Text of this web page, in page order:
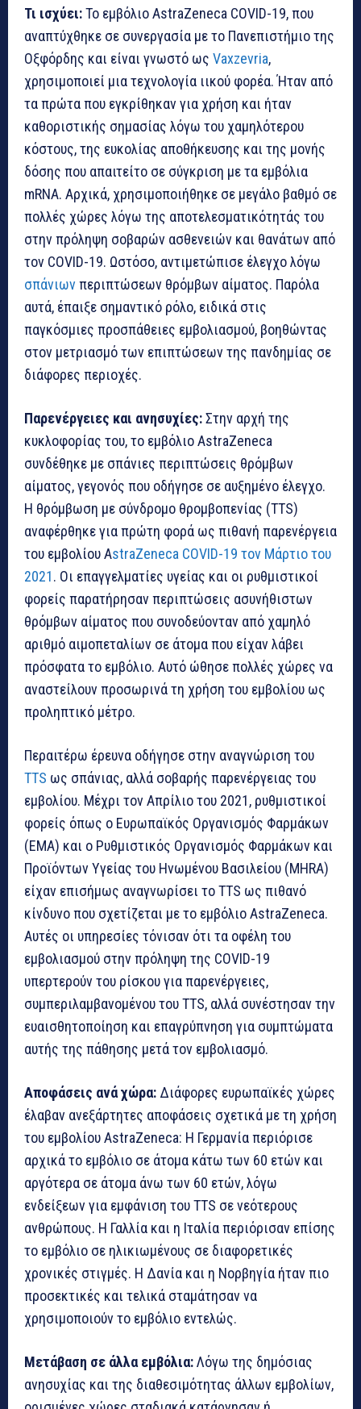
Τι ισχύει:Το εμβόλιο AstraZeneca COVID-19, που
αναπτύχθηκε σε συνεργασία με το Πανεπιστήμιο της
Οξφόρδης και είναι γνωστό ως Vaxzevria,
χρησιμοποιεί μια τεχνολογία ιικού φορέα. Ήταν από
τα πρώτα που εγκρίθηκαν για χρήση και ήταν
καθοριστικής σημασίας λόγω του χαμηλότερου
κόστους, της ευκολίας αποθήκευσης και της μονής
δόσης που απαιτείτο σε σύγκριση με τα εμβόλια
mRNA. Αρχικά, χρησιμοποιήθηκε σε μεγάλο βαθμό σε
πολλές χώρες λόγω της αποτελεσματικότητάς του
στην πρόληψη σοβαρών ασθενειών και θανάτων από
τον COVID-19. Ωστόσο, αντιμετώπισε έλεγχο λόγω
σπάνιωνπεριπτώσεων θρόμβων αίματος. Παρόλα
αυτά, έπαιξε σημαντικό ρόλο, ειδικά στις
παγκόσμιες προσπάθειες εμβολιασμού, βοηθώντας
στον μετριασμό των επιπτώσεων της πανδημίας σε
διάφορες περιοχές.
Παρενέργειες και ανησυχίες:Στην αρχή της
κυκλοφορίας του, το εμβόλιο AstraZeneca
συνδέθηκε με σπάνιες περιπτώσεις θρόμβων
αίματος, γεγονός που οδήγησε σε αυξημένο έλεγχο.
Η θρόμβωση με σύνδρομο θρομβοπενίας (TTS)
αναφέρθηκε για πρώτη φορά ως πιθανή παρενέργεια
του εμβολίου AstraZeneca COVID-19 τον Μάρτιο του
2021. Οι επαγγελματίες υγείας και οι ρυθμιστικοί
φορείς παρατήρησαν περιπτώσεις ασυνήθιστων
θρόμβων αίματος που συνοδεύονταν από χαμηλό
αριθμό αιμοπεταλίων σε άτομα που είχαν λάβει
πρόσφατα το εμβόλιο. Αυτό ώθησε πολλές χώρες να
αναστείλουν προσωρινά τη χρήση του εμβολίου ως
προληπτικό μέτρο.
Περαιτέρω έρευνα οδήγησε στην αναγνώριση του
TTS ως σπάνιας, αλλά σοβαρής παρενέργειας του
εμβολίου. Μέχρι τον Απρίλιο του 2021, ρυθμιστικοί
φορείς όπως ο Ευρωπαϊκός Οργανισμός Φαρμάκων
(EMA) και ο Ρυθμιστικός Οργανισμός Φαρμάκων και
Προϊόντων Υγείας του Ηνωμένου Βασιλείου (MHRA)
είχαν επισήμως αναγνωρίσει το TTS ως πιθανό
κίνδυνο που σχετίζεται με το εμβόλιο AstraZeneca.
Αυτές οι υπηρεσίες τόνισαν ότι τα οφέλη του
εμβολιασμού στην πρόληψη της COVID-19
υπερτερούν του ρίσκου για παρενέργειες,
συμπεριλαμβανομένου του TTS, αλλά συνέστησαν την
ευαισθητοποίηση και επαγρύπνηση για συμπτώματα
αυτής της πάθησης μετά τον εμβολιασμό.
Αποφάσεις ανά χώρα: Διάφορες ευρωπαϊκές χώρες
έλαβαν ανεξάρτητες αποφάσεις σχετικά με τη χρήση
του εμβολίου AstraZeneca: Η Γερμανία περιόρισε
αρχικά το εμβόλιο σε άτομα κάτω των 60 ετών και
αργότερα σε άτομα άνω των 60 ετών, λόγω
ενδείξεων για εμφάνιση του TTS σε νεότερους
ανθρώπους. Η Γαλλία και η Ιταλία περιόρισαν επίσης
το εμβόλιο σε ηλικιωμένους σε διαφορετικές
χρονικές στιγμές. Η Δανία και η Νορβηγία ήταν πιο
προσεκτικές και τελικά σταμάτησαν να
χρησιμοποιούν το εμβόλιο εντελώς.
Μετάβαση σε άλλα εμβόλια:Λόγω της δημόσιας
ανησυχίας και της διαθεσιμότητας άλλων εμβολίων,